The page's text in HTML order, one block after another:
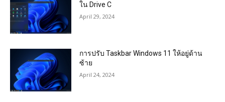
ใน Drive C
April 29, 2024
การปรับ Taskbar Windows 11 ให้อยู่ด้าน
ซ้าย
April 24, 2024